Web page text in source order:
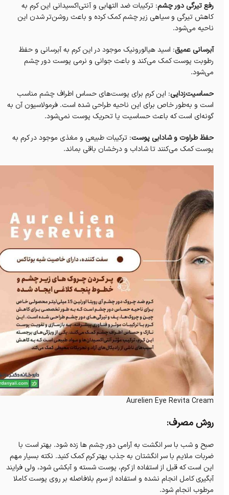
رفع تیرگی دور چشم: ترکیبات ضد التهابی و آنتی‌اکسیدانی این کرم به
کاهش تیرگی و سیاهی زیر چشم کمک کرده و باعث روشن‌تر شدن این
ناحیه می‌شود.
آبرسانی عمیق: اسید هیالورونیک موجود در این کرم به آبرسانی و حفظ
رطوبت پوست کمک می‌کند و باعث جوانی و نرمی پوست دور چشم
می‌شود.
حساسیت‌زدایی: این کرم برای پوست‌های حساس اطراف چشم مناسب
است و به‌طور خاص برای این ناحیه طراحی شده است. فرمولاسیون آن به
گونه‌ای است که باعث حساسیت یا تحریک پوست نمی‌شود.
حفظ طراوت و شادابی پوست: ترکیبات طبیعی و مغذی موجود در کرم به
پوست کمک می‌کنند تا شاداب و درخشان باقی بماند.
Aurelien Eye Revita Cream
روش مصرف:
صبح و شب با سر انگشت به آرامی دور چشم ها زده شود. بهتر است با
ضربات ملایم با سر انگشتان به جذب بهتر کرم کمک کنید. نکته بسیار مهم
این است که قبل از استفاده از کرم، پوست شسته و آبکشی شود، ولی فرایند
آبگیری کامل انجام نشده و استفاده از سرم بلافاصله بر روی پوست کاملا
مرطوب انجام شود.